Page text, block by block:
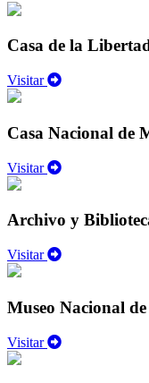
Casa de la
Visitar
Casa Nacional de
Visitar
Archivo y
Visitar
Museo Nacional
Visitar